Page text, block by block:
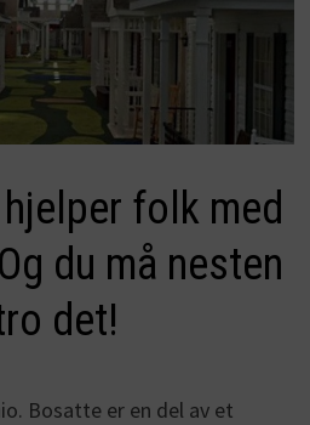
folk med
du må nesten
det!
Bosatte er en del av et